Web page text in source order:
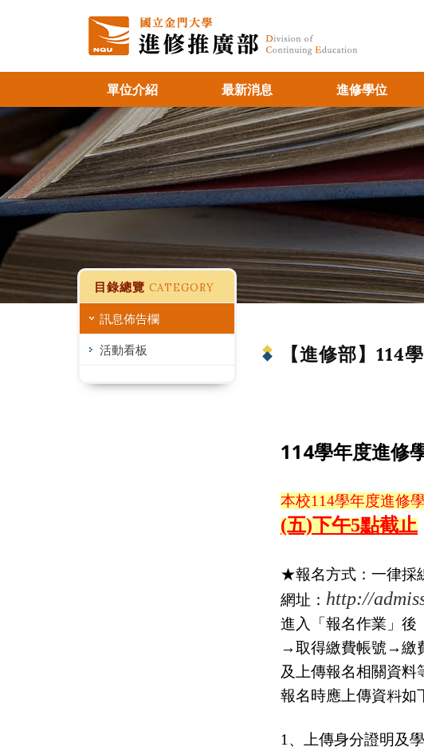
單位介紹 最新消息 進修學位
目錄總覽 CATEGORY
訊息佈告欄
活動看板
【進修部】114
114學年度進修
本校114學年度進修
(五)下午5點截止
★報名方式：一律採
網址： http://
進入「報名作業」後
→取得繳費帳號→繳
及上傳報名相關資
報名時應上傳資料如
1、上傳身分證明及